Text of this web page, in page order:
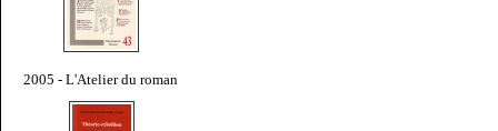
2005 - L'Atelier du roman